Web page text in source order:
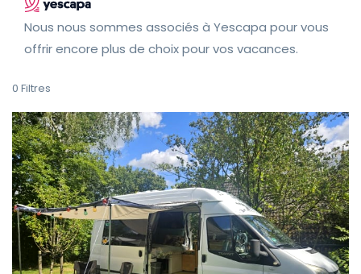
Nous nous sommes associés à Yescapa pour vous
offrir encore plus de choix pour vos vacances.
0 Filtres